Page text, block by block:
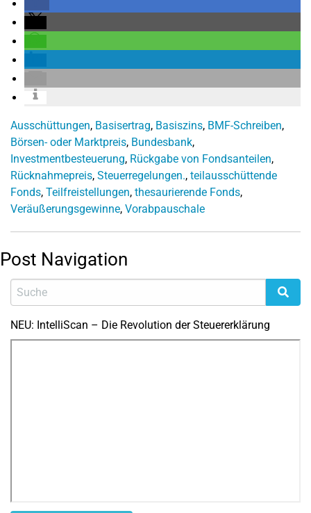
Ausschüttungen, Basisertrag, Basiszins, BMF-Schreiben,
Börsen- oder Marktpreis, Bundesbank,
Investmentbesteuerung, Rückgabe von Fondsanteilen,
Rücknahmepreis, Steuerregelungen., teilausschüttende
Fonds, Teilfreistellungen, thesaurierende Fonds,
Veräußerungsgewinne, Vorabpauschale
Post Navigation
NEU: IntelliScan – Die Revolution der Steuererklärung